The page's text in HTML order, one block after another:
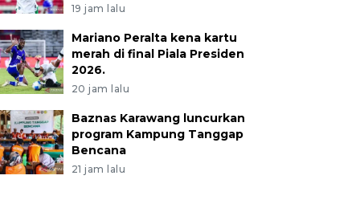
19 jam lalu
Mariano Peralta kena kartu
merah di final Piala Presiden
2026.
20 jam lalu
Baznas Karawang luncurkan
program Kampung Tanggap
Bencana
21 jam lalu